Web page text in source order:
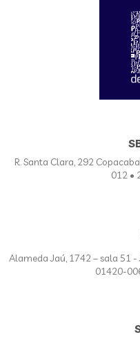
R. Santa Clara, 292
012 •
Alameda Jaú, 1742 – sala 51 -
01420-